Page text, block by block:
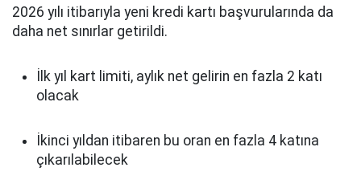
2026 yılı itibarıyla yeni kredi kartı başvurularında da
daha net sınırlar getirildi.
İlk yıl kart limiti, aylık net gelirin en fazla 2 katı
olacak
İkinci yıldan itibaren bu oran en fazla 4 katına
çıkarılabilecek